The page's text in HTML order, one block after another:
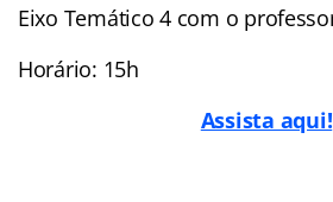
Eixo Temático 4 com o
Horário: 15h
Assista aqui!